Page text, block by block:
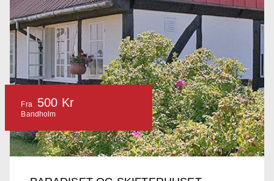
Fra 500 Kr
Bandholm